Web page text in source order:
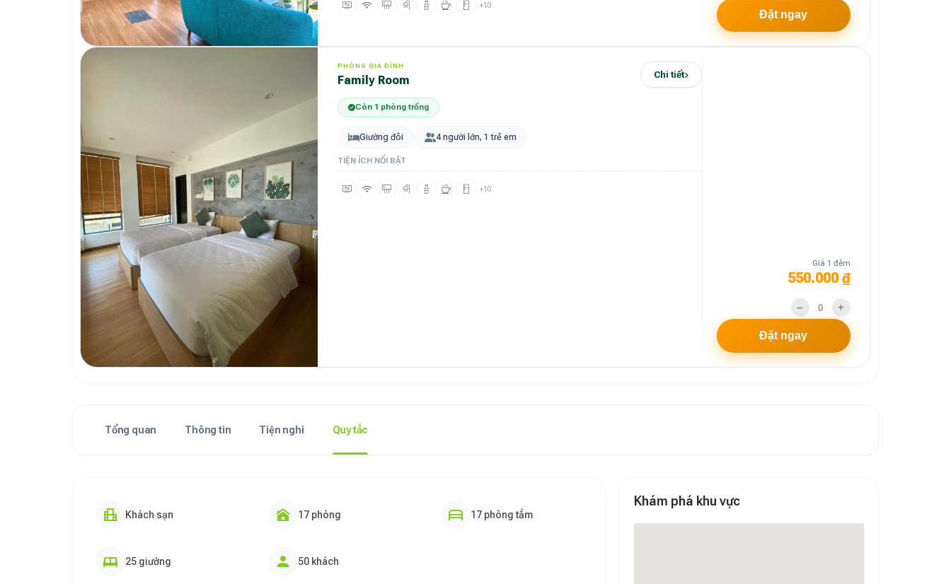
+10
Đặt ngay
PHÒNG GIA ĐÌNH
Family Room Chi tiết
Còn 1 phòng trống
Giường đôi 4 người lớn, 1 trẻ em
TIỆN ÍCH NỔI BẬT
+10
Giá 1 đêm
550.000 ₫
Đặt ngay
Tổng quan Thông tin Tiện nghi Quy tắc
Khách sạn 17 phòng 17 phòng tắm
25 giường 50 khách
Khám phá khu vực